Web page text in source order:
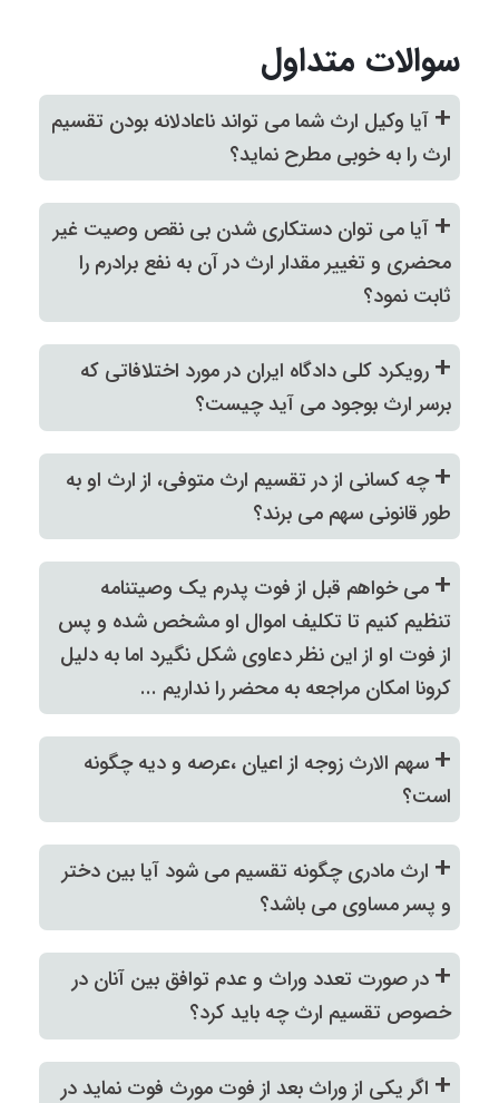
سوالات متداول
+ آیا وکیل ارث شما می تواند ناعادلانه بودن تقسیم
ارث را به خوبی مطرح نماید؟
+ آیا می توان دستکاری شدن بی نقص وصیت غیر
محضری و تغییر مقدار ارث در آن به نفع برادرم را
ثابت نمود؟
+ رویکرد کلی دادگاه ایران در مورد اختلافاتی که
برسر ارث بوجود می آید چیست؟
+چه کسانی از در تقسیم ارث متوفی، از ارث او به
طور قانونی سهم می برند؟
+ می خواهم قبل از فوت پدرم یک وصیتنامه
تنظیم کنیم تا تکلیف اموال او مشخص شده و پس
از فوت او از این نظر دعاوی شکل نگیرد اما به دلیل
کرونا امکان مراجعه به محضر را نداریم ...
+ سهم الارث زوجه از اعیان ،عرصه و دیه چگونه
است؟
+ ارث مادری چگونه تقسیم می شود آیا بین دختر
و پسر مساوی می باشد؟
+ در صورت تعدد وراث و عدم توافق بین آنان در
خصوص تقسیم ارث چه باید کرد؟
+ اگر یکی از وراث بعد از فوت مورث فوت نماید در